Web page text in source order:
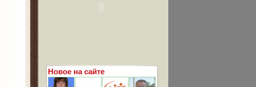
Новое на сайте